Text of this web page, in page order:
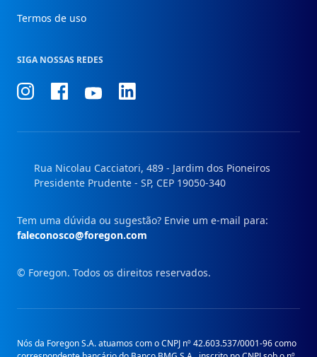
Termos de uso
SIGA NOSSAS REDES
ConheçaConheçaConheçaConheça
Rua Nicolau Cacciatori, 489 - Jardim dos Pioneiros
Presidente Prudente - SP, CEP 19050-340
Tem uma dúvida ou sugestão? Envie um e-mail para:
faleconosco@foregon.com
© Foregon. Todos os direitos reservados.
Nós da Foregon S.A. atuamos com o CNPJ nº 42.603.537/0001-96 como